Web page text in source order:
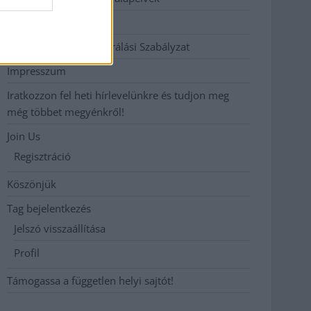
Hozzászólási és Moderálási Szabályzat
Impresszum
Iratkozzon fel heti hírlevelünkre és tudjon meg
még többet megyénkről!
Join Us
Regisztráció
Köszönjük
Tag bejelentkezés
Jelszó visszaállítása
Profil
Támogassa a független helyi sajtót!